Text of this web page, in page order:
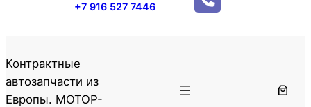
+7 916 527 7446
Контрактные
автозапчасти из
Европы. МОТОР-